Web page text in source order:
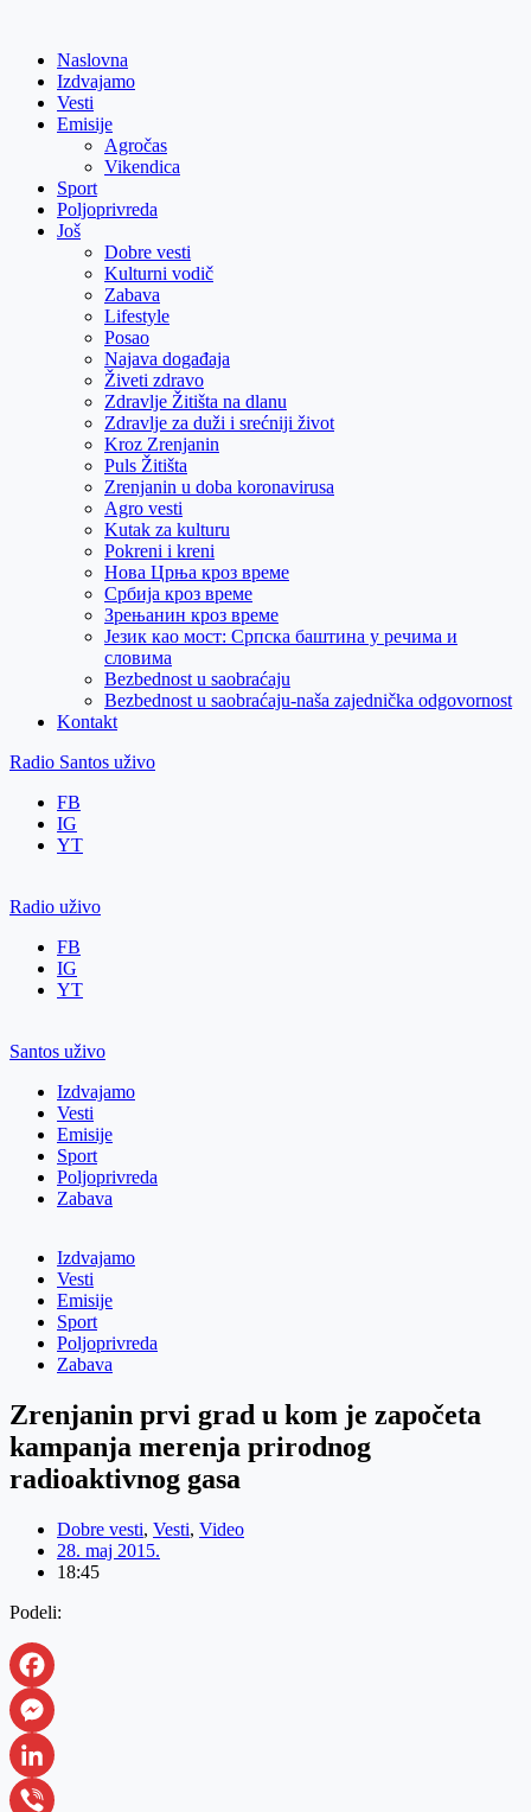
contentNaslovna
Izdvajamo
Vesti
Emisije
Agročas
Vikendica
Sport
Poljoprivreda
Još
Dobre vesti
Kulturni vodič
Zabava
Lifestyle
Posao
Najava događaja
Živeti zdravo
Zdravlje Žitišta na dlanu
Zdravlje za duži i srećniji život
Kroz Zrenjanin
Puls Žitišta
Zrenjanin u doba koronavirusa
Agro vesti
Kutak za kulturu
Pokreni i kreni
Нова Црња кроз време
Србија кроз време
Зрењанин кроз време
Језик као мост: Српска баштина у речима и
словима
Bezbednost u saobraćaju
Bezbednost u saobraćaju-naša zajednička odgovornost
Kontakt
Radio Santos uživo
FB
IG
YT
Radio uživo
FB
IG
YT
Santos uživo
Izdvajamo
Vesti
Emisije
Sport
Poljoprivreda
Zabava
Izdvajamo
Vesti
Emisije
Sport
Poljoprivreda
Zabava
Zrenjanin prvi grad u kom je započeta
kampanja merenja prirodnog
radioaktivnog gasa
Dobre vesti, Vesti, Video
28. maj 2015.
18:45
Podeli:
Facebook
Messenger
LinkedIn